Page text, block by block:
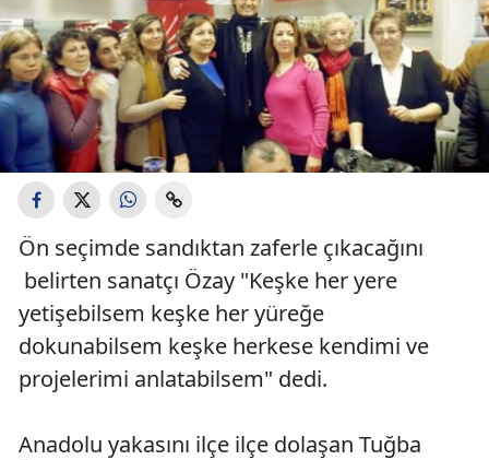
Ön seçimde sandıktan zaferle çıkacağını
belirten sanatçı Özay "Keşke her yere
yetişebilsem keşke her yüreğe
dokunabilsem keşke herkese kendimi ve
projelerimi anlatabilsem" dedi.
Anadolu yakasını ilçe ilçe dolaşan Tuğba